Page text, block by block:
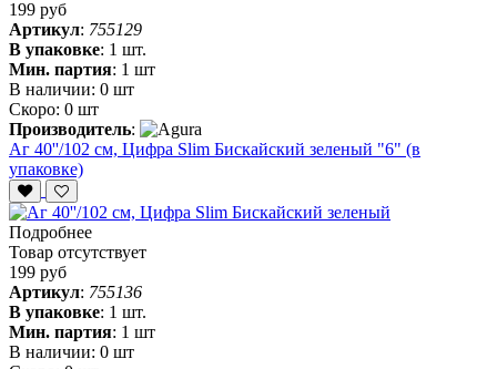
199 руб
Артикул: 755129
В упаковке: 1 шт.
Мин. партия: 1 шт
В наличии: 0 шт
Скоро: 0 шт
Производитель:
Аг 40''/102 см, Цифра Slim Бискайский зеленый "6" (в
упаковке)
Подробнее
Товар отсутствует
199 руб
Артикул: 755136
В упаковке: 1 шт.
Мин. партия: 1 шт
В наличии: 0 шт